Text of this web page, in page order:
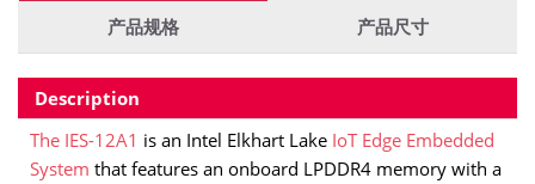
产品规格 产品尺寸
Description
The IES-12A1 is an Intel Elkhart Lake IoT Edge Embedded
System that features an onboard LPDDR4 memory with a